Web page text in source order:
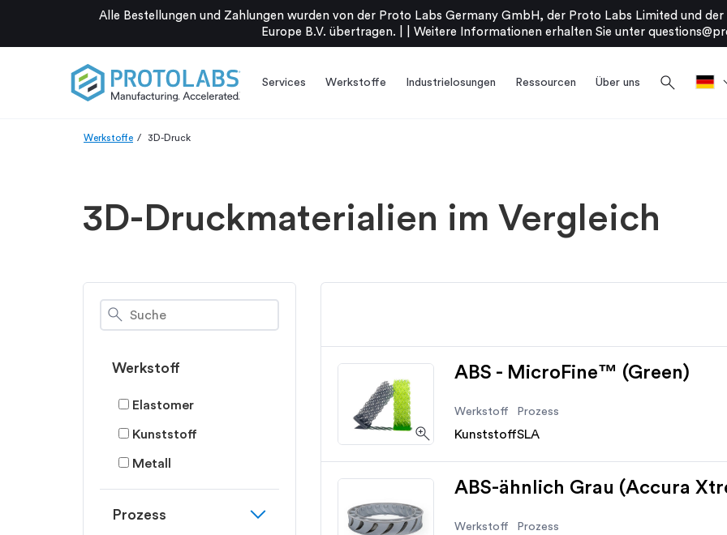
Alle Bestellungen und Zahlungen wurden von der Proto Labs Germany GmbH, der Proto Labs Limited und
Europe B.V. übertragen. |
Weitere Informationen erhalten Sie unter
Services Werkstoffe Industrielosungen Ressourcen Über uns search
Werkstoffe 3D-Druck
3D-Druckmaterialien im Vergleich
search
Werkstoff
Elastomer
Kunststoff
Metall
Prozess expand_more
ABS - MicroFine™ (Green)
Werkstoff
Kunststoff
Prozess
SLA
ABS-ähnlich Grau (Accura
Werkstoff Prozess